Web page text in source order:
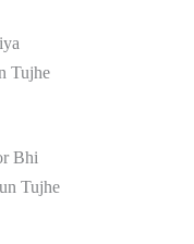
Tujhe
Bhi
Tujhe